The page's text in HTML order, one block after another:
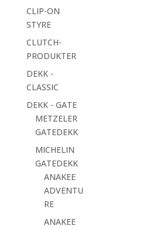
CLIP-ON
STYRE
CLUTCH-
PRODUKTER
DEKK -
CLASSIC
DEKK - GATE
METZELER
GATEDEKK
MICHELIN
GATEDEKK
ANAKEE
ADVENTU
RE
ANAKEE